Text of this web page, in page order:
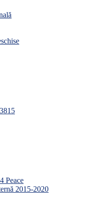
Peace
2015-2020